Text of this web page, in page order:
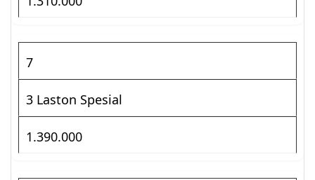
7
3 Laston Spesial
1.390.000